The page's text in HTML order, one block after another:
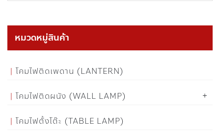
หมวดหมู่สินค้า
โคมไฟติดเพดาน (LANTERN)
โคมไฟติดผนัง (WALL LAMP)
โคมไฟตั้งโต๊ะ (TABLE LAMP)